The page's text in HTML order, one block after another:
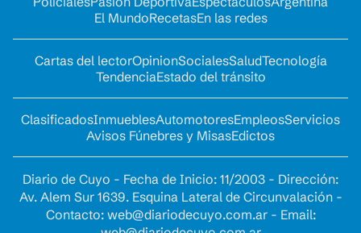
El MundoRecetasEn las redes
Cartas del lectorOpinionSocialesSaludTecnología
TendenciaEstado del tránsito
ClasificadosInmueblesAutomotoresEmpleosServicios
Avisos Fúnebres y MisasEdictos
Diario de Cuyo - Fecha de Inicio: 11/2003 - Dirección:
Av. Alem Sur 1639. Esquina Lateral de Circunvalación -
Contacto: web@diariodecuyo.com.ar- Email: